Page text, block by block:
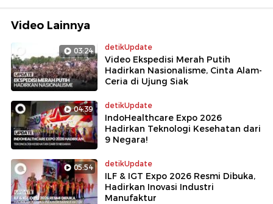
Video Lainnya
03:24 detikUpdate
Video Ekspedisi Merah Putih
Hadirkan Nasionalisme, Cinta Alam-
Ceria di Ujung Siak
04:39 detikUpdate
IndoHealthcare Expo 2026
Hadirkan Teknologi Kesehatan dari
9 Negara!
05:54 detikUpdate
ILF & IGT Expo 2026 Resmi Dibuka,
Hadirkan Inovasi Industri
Manufaktur